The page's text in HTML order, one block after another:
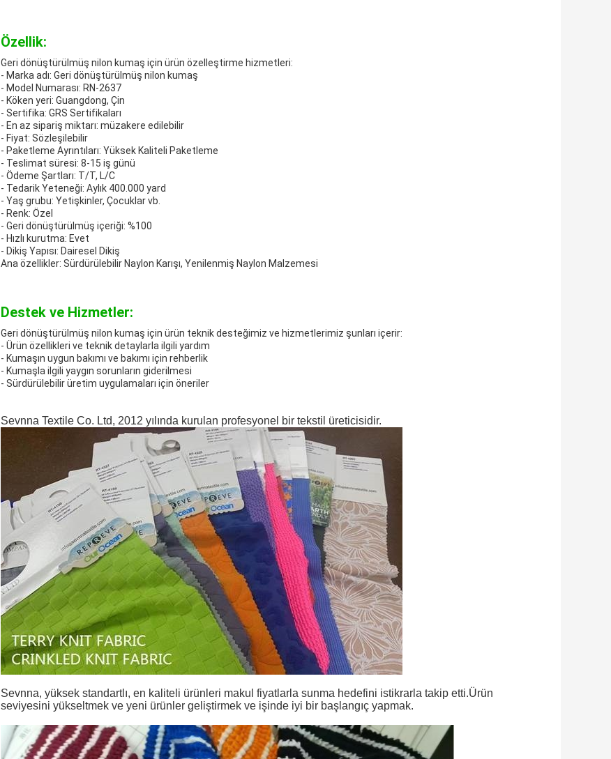
Özellik:
Geri dönüştürülmüş nilon kumaş için ürün özelleştirme hizmetleri:
- Marka adı: Geri dönüştürülmüş nilon kumaş
- Model Numarası: RN-2637
- Köken yeri: Guangdong, Çin
- Sertifika: GRS Sertifikaları
- En az sipariş miktarı: müzakere edilebilir
- Fiyat: Sözleşilebilir
- Paketleme Ayrıntıları: Yüksek Kaliteli Paketleme
- Teslimat süresi: 8-15 iş günü
- Ödeme Şartları: T/T, L/C
- Tedarik Yeteneği: Aylık 400.000 yard
- Yaş grubu: Yetişkinler, Çocuklar vb.
- Renk: Özel
- Geri dönüştürülmüş içeriği: %100
- Hızlı kurutma: Evet
- Dikiş Yapısı: Dairesel Dikiş
Ana özellikler: Sürdürülebilir Naylon Karışı, Yenilenmiş Naylon Malzemesi
Destek ve Hizmetler:
Geri dönüştürülmüş nilon kumaş için ürün teknik desteğimiz ve hizmetlerimiz şunları içerir:
- Ürün özellikleri ve teknik detaylarla ilgili yardım
- Kumaşın uygun bakımı ve bakımı için rehberlik
- Kumaşla ilgili yaygın sorunların giderilmesi
- Sürdürülebilir üretim uygulamaları için öneriler
Sevnna Textile Co. Ltd, 2012 yılında kurulan profesyonel bir tekstil üreticisidir.
Sevnna, yüksek standartlı, en kaliteli ürünleri makul fiyatlarla sunma hedefini istikrarla takip etti.Ürün
seviyesini yükseltmek ve yeni ürünler geliştirmek ve işinde iyi bir başlangıç yapmak.